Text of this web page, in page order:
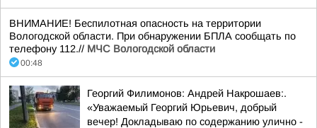
ВНИМАНИЕ! Беспилотная опасность на территории
Вологодской области. При обнаружении БПЛА сообщать по
телефону 112.// МЧС Вологодской области
00:48
Георгий Филимонов: Андрей Накрошаев:.
«Уважаемый Георгий Юрьевич, добрый
вечер! Докладываю по содержанию улично -